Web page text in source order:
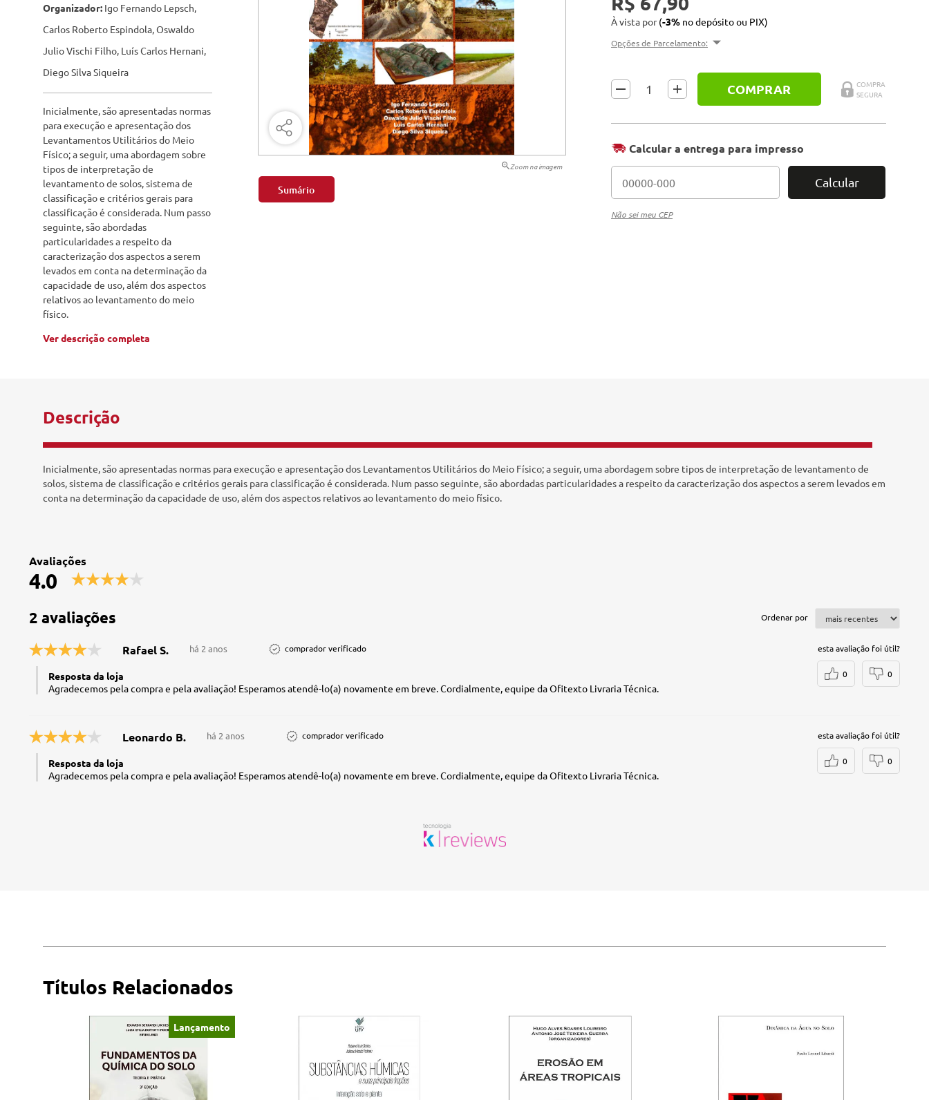
Pavimentação
Saneamento
Engenharia Metalúrgica
Exatas e Energia
Geociências
Geotecnologias
Literatura
Livros Singulares
Meteorologia e Climatologia
Produtos Digitais
Recursos Hídricos
Organizador: Igo Fernando Lepsch,
Carlos Roberto Espindola, Oswaldo
Julio Vischi Filho, Luís Carlos Hernani,
Diego Silva Siqueira
Inicialmente, são apresentadas normas
para execução e apresentação dos
Levantamentos Utilitários do Meio
Físico; a seguir, uma abordagem sobre
tipos de interpretação de
levantamento de solos, sistema de
classificação e critérios gerais para
classificação é considerada. Num passo
seguinte, são abordadas
particularidades a respeito da
caracterização dos aspectos a serem
levados em conta na determinação da
capacidade de uso, além dos aspectos
relativos ao levantamento do meio
físico.
Ver descrição completa
Zoom na imagem
Sumário
À vista por(-3% no depósito ou PIX)
Opções de Parcelamento:
COMPRAR
Calcular a entrega para impresso
Calcular
Não sei meu CEP
Descrição
Inicialmente, são apresentadas normas para execução e apresentação dos Levantamentos Utilitários do Meio Físico; a seguir, uma abordagem sobre tipos de interpretação de levantamento de
solos, sistema de classificação e critérios gerais para classificação é considerada. Num passo seguinte, são abordadas particularidades a respeito da caracterização dos aspectos a serem levados em
conta na determinação da capacidade de uso, além dos aspectos relativos ao levantamento do meio físico.
Avaliações
4.0
2 avaliações Ordenar por
Rafael S. há 2 anos comprador verificado
Resposta da loja
Agradecemos pela compra e pela avaliação! Esperamos atendê-lo(a) novamente em breve. Cordialmente, equipe da Ofitexto Livraria Técnica.
esta avaliação foi útil?
0 0
Leonardo B. há 2 anos comprador verificado
Resposta da loja
Agradecemos pela compra e pela avaliação! Esperamos atendê-lo(a) novamente em breve. Cordialmente, equipe da Ofitexto Livraria Técnica.
esta avaliação foi útil?
0 0
Títulos Relacionados
Lançamento